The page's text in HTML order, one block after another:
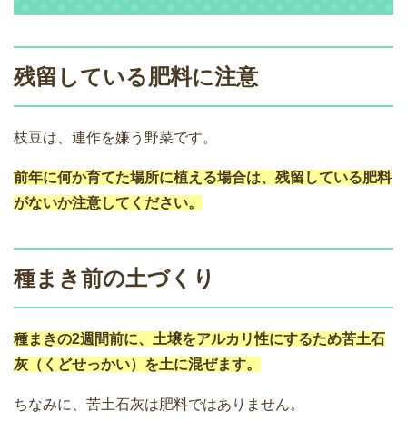
残留している肥料に注意
枝豆は、連作を嫌う野菜です。
前年に何か育てた場所に植える場合は、残留している肥料
がないか注意してください。
種まき前の土づくり
種まきの2週間前に、土壌をアルカリ性にするため苦土石
灰（くどせっかい）を土に混ぜます。
ちなみに、苦土石灰は肥料ではありません。